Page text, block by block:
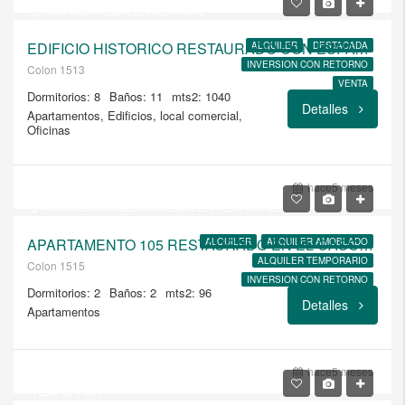
ALQUILER
DESTACADA
INVERSION CON RETORNO
VENTA
EDIFICIO HISTORICO RESTAURADO CON ESPACIO COMERCIAL Y 4 APARTAMENTOS LOFT
Colon 1513
Dormitorios: 8 Baños: 11
mts2: 1040
Apartamentos, Edificios, local comercial,
Oficinas
Detalles
hace5 meses
ALQUILER
ALQUILER AMOBLADO
ALQUILER TEMPORARIO
INVERSION CON RETORNO
USD
$1.400/USD AMOBLADO ALQUILER TEMPORAL USD 1850
APARTAMENTO 105 RESTAURADO EN EL CASCO ANTIGUO DE MONTEVIDEO
Colon 1515
Dormitorios: 2 Baños: 2 mts2: 96
Apartamentos
Detalles
hace5 meses
$1.400/USD AMOBLADO / ALQUILER TEMPORAL SEGUN